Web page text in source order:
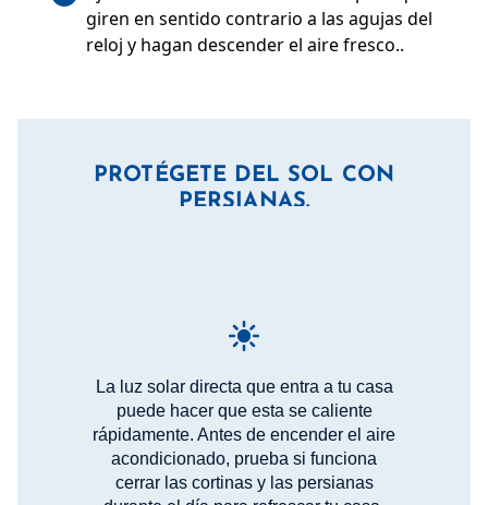
giren en sentido contrario a las agujas del
reloj y hagan descender el aire fresco..
PROTÉGETE DEL SOL CON
PERSIANAS.
La luz solar directa que entra a tu casa
puede hacer que esta se caliente
rápidamente. Antes de encender el aire
acondicionado, prueba si funciona
cerrar las cortinas y las persianas